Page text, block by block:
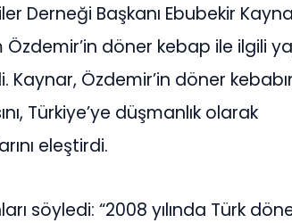
Derneği Başkanı Ebubekir
döner kebap ile ilgili
Özdemir’in döner
Türkiye’ye düşmanlık olarak
eleştirdi.
söyledi: “2008 yılında Türk